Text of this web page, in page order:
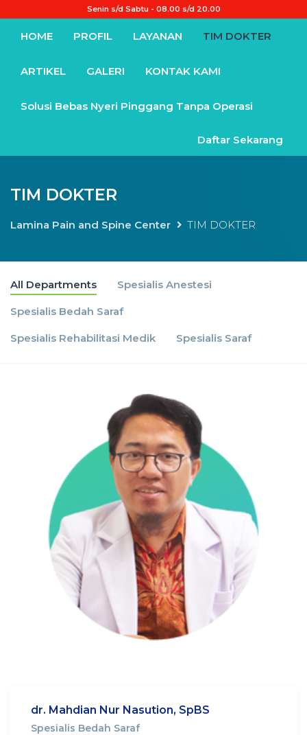
Senin s/d Sabtu - 08.00 s/d 20.00
HOME PROFIL LAYANAN TIM DOKTER
ARTIKEL GALERI KONTAK KAMI
Solusi Bebas Nyeri Pinggang Tanpa Operasi
Daftar Sekarang
TIM DOKTER
Lamina Pain and Spine Center TIM DOKTER
All Departments Spesialis Anestesi
Spesialis Bedah Saraf
Spesialis Rehabilitasi Medik Spesialis Saraf
dr. Mahdian Nur Nasution, SpBS
Spesialis Bedah Saraf